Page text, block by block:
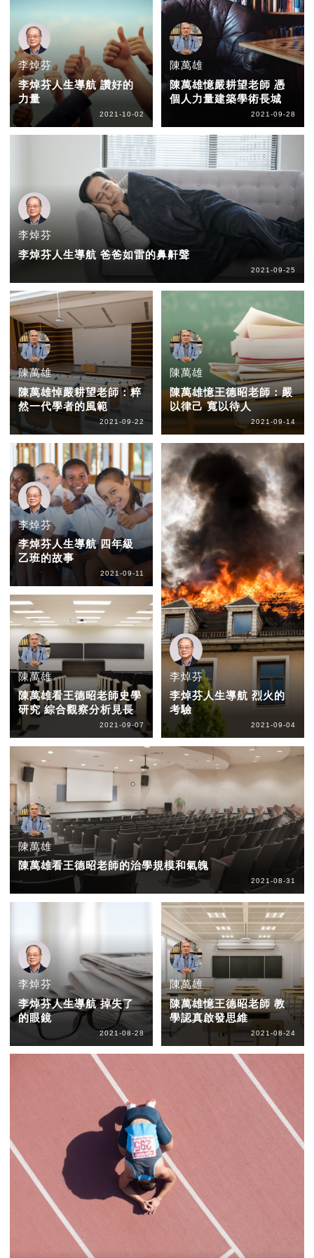
李焯芬
李焯芬人生導航 讚好的
力量
2021-10-02
陳萬雄
陳萬雄憶嚴耕望老師 憑
個人力量建築學術長城
2021-09-28
李焯芬
李焯芬人生導航 爸爸如雷的鼻鼾聲
2021-09-25
陳萬雄
陳萬雄悼嚴耕望老師：粹
然一代學者的風範
2021-09-22
陳萬雄
陳萬雄憶王德昭老師：嚴
以律己 寬以待人
2021-09-14
李焯芬
李焯芬人生導航 四年級
乙班的故事
2021-09-11
陳萬雄
陳萬雄看王德昭老師史學
研究 綜合觀察分析見長
2021-09-07
李焯芬
李焯芬人生導航 烈火的
考驗
2021-09-04
陳萬雄
陳萬雄看王德昭老師的治學規模和氣魄
2021-08-31
李焯芬
李焯芬人生導航 掉失了
的眼鏡
2021-08-28
陳萬雄
陳萬雄憶王德昭老師 教
學認真啟發思維
2021-08-24